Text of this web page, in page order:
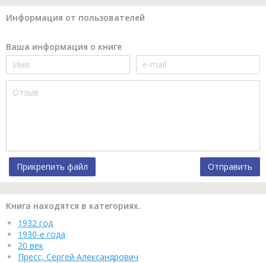
Информация от пользователей
Ваша информация о книге
Прикрепить файл Отправить
Книга находятся в категориях.
1932 год
1930-е года
20 век
Пресс, Сергей Александрович